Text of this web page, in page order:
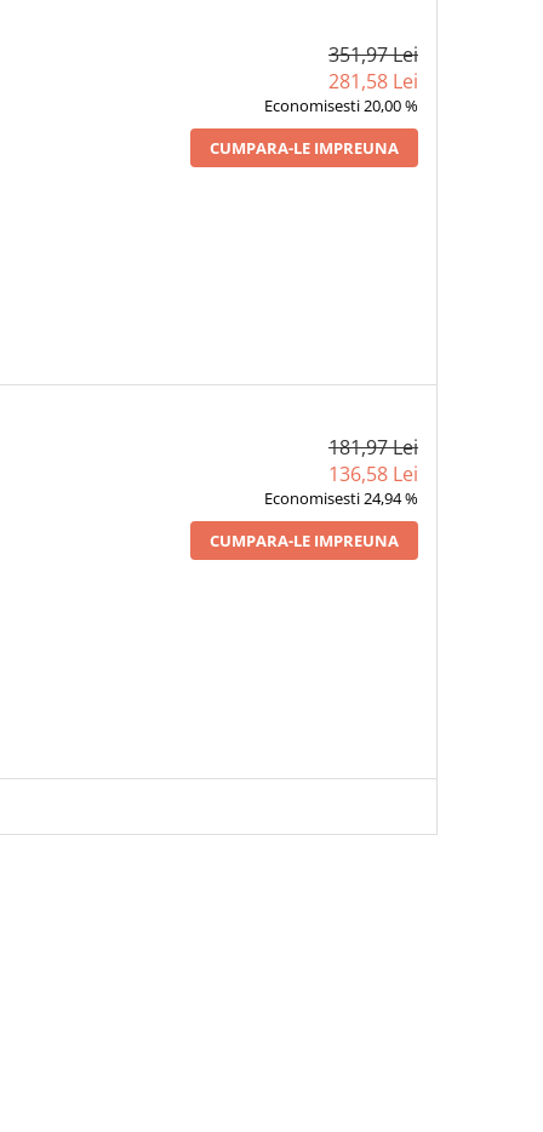
351,97 Lei
281,58 Lei
Economisesti 20,00 %
CUMPARA-LE IMPREUNA
181,97 Lei
136,58 Lei
Economisesti 24,94 %
CUMPARA-LE IMPREUNA